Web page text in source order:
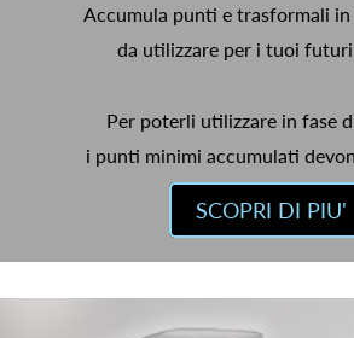
Accumula punti e trasformali
da utilizzare per i tuoi
Per poterli utilizzare in fase
i punti minimi accumulati
SCOPRI DI PIU'